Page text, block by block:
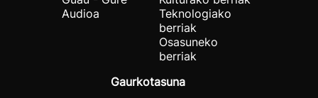
Audioa
Teknologiako
berriak
Osasuneko
berriak
Gaurkotasuna